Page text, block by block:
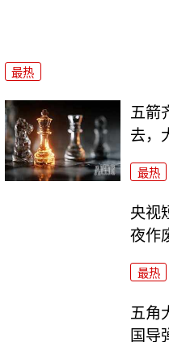
最热
五箭
去，
最热
央视
夜作
最热
五角
国导